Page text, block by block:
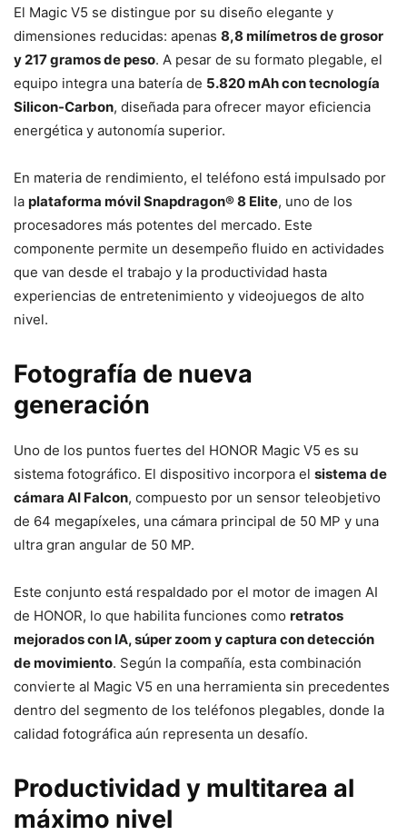
El Magic V5 se distingue por su diseño elegante y
dimensiones reducidas: apenas 8,8 milímetros de grosor
y 217 gramos de peso. A pesar de su formato plegable, el
equipo integra una batería de 5.820 mAh con tecnología
Silicon-Carbon, diseñada para ofrecer mayor eficiencia
energética y autonomía superior.
En materia de rendimiento, el teléfono está impulsado por
la plataforma móvil Snapdragon® 8 Elite, uno de los
procesadores más potentes del mercado. Este
componente permite un desempeño fluido en actividades
que van desde el trabajo y la productividad hasta
experiencias de entretenimiento y videojuegos de alto
nivel.
Fotografía de nueva
generación
Uno de los puntos fuertes del HONOR Magic V5 es su
sistema fotográfico. El dispositivo incorpora el sistema de
cámara AI Falcon, compuesto por un sensor teleobjetivo
de 64 megapíxeles, una cámara principal de 50 MP y una
ultra gran angular de 50 MP.
Este conjunto está respaldado por el motor de imagen AI
de HONOR, lo que habilita funciones como retratos
mejorados con IA, súper zoom y captura con detección
de movimiento. Según la compañía, esta combinación
convierte al Magic V5 en una herramienta sin precedentes
dentro del segmento de los teléfonos plegables, donde la
calidad fotográfica aún representa un desafío.
Productividad y multitarea al
máximo nivel